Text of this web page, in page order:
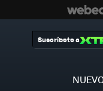
Suscríbete a